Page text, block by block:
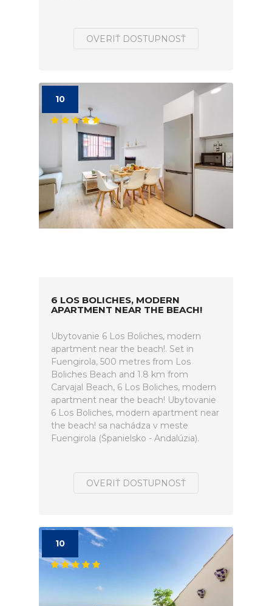
OVERIŤ DOSTUPNOSŤ
10
6 LOS BOLICHES, MODERN
APARTMENT NEAR THE BEACH!
Ubytovanie 6 Los Boliches, modern
apartment near the beach!. Set in
Fuengirola, 500 metres from Los
Boliches Beach and 1.8 km from
Carvajal Beach, 6 Los Boliches, modern
apartment near the beach! Ubytovanie
6 Los Boliches, modern apartment near
the beach! sa nachádza v meste
Fuengirola (Španielsko - Andalúzia).
OVERIŤ DOSTUPNOSŤ
10